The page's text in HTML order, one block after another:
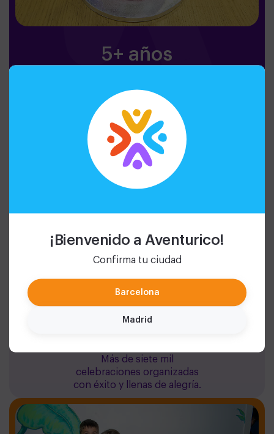
¡Bienvenido a Aventurico!
Confirma tu ciudad
Barcelona
Madrid
5+ años
adaptadas a cada edad.
Más de siete mil
celebraciones organizadas
con éxito y llenas de alegría.